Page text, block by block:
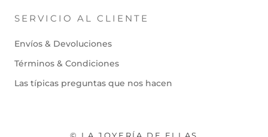
SERVICIO AL CLIENTE
Envíos & Devoluciones
Términos & Condiciones
Las típicas preguntas que nos hacen
© LA JOYERÍA DE ELLAS